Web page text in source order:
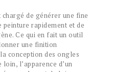
de générer une fine
rapidement et de
Ce qui en fait un outil
une finition
conception des ongles
l’apparence d’un